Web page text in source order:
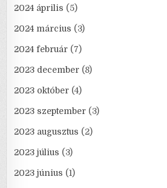
2024 április (5)
2024 március (3)
2024 február (7)
2023 december (8)
2023 október (4)
2023 szeptember (3)
2023 augusztus (2)
2023 július (3)
2023 június (1)